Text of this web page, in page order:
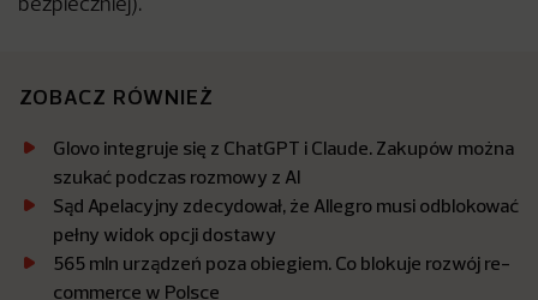
bezpieczniej).
ZOBACZ RÓWNIEŻ
Glovo integruje się z ChatGPT i Claude. Zakupów można
szukać podczas rozmowy z AI
Sąd Apelacyjny zdecydował, że Allegro musi odblokować
pełny widok opcji dostawy
565 mln urządzeń poza obiegiem. Co blokuje rozwój re-
commerce w Polsce